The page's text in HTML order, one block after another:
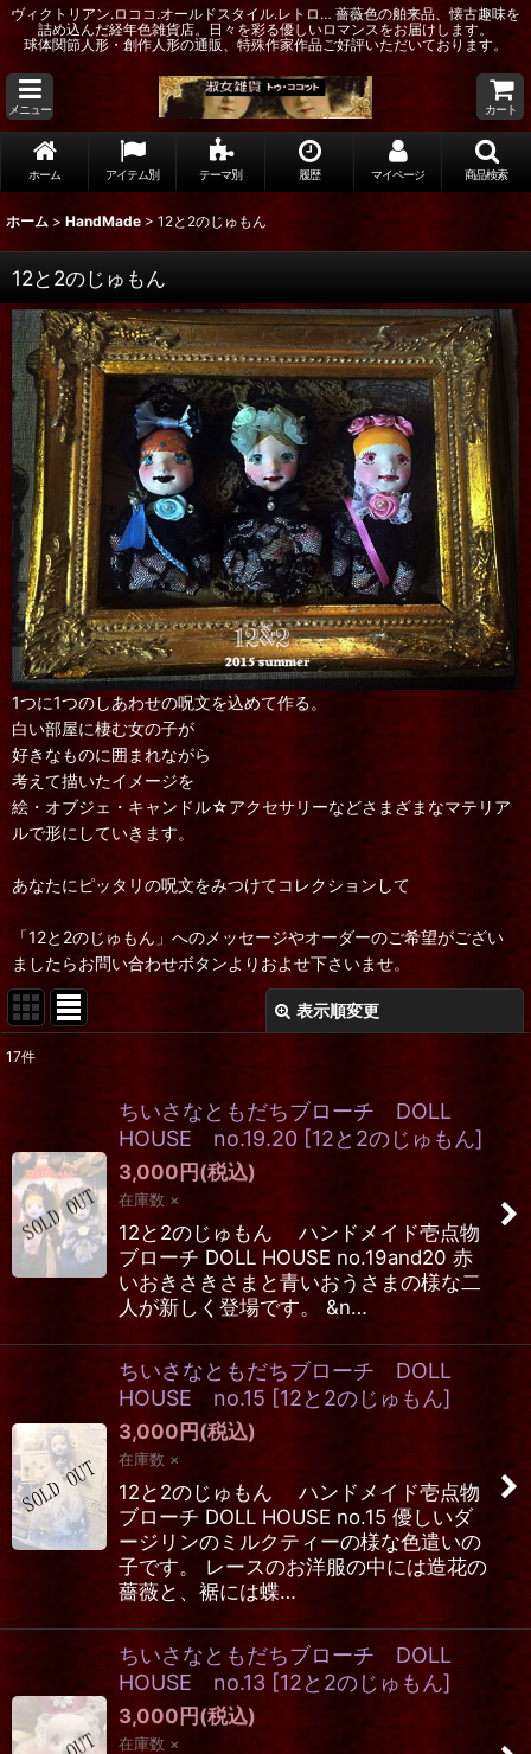
ヴィクトリアン.ロココ.オールドスタイル.レトロ… 薔薇色の舶来品、懐古趣味を
詰め込んだ経年色雑貨店。日々を彩る優しいロマンスをお届けします。
球体関節人形・創作人形の通販、特殊作家作品ご好評いただいております。
メニュー カート
ホーム アイテム別 テーマ別 履歴 マイページ 商品検索
ホーム > HandMade > 12と2のじゅもん
12と2のじゅもん
1つに1つのしあわせの呪文を込めて作る。
白い部屋に棲む女の子が
好きなものに囲まれながら
考えて描いたイメージを
絵・オブジェ・キャンドル☆アクセサリーなどさまざまなマテリア
ルで形にしていきます。
あなたにピッタリの呪文をみつけてコレクションして
「12と2のじゅもん」へのメッセージやオーダーのご希望がござい
ましたらお問い合わせボタンよりおよせ下さいませ。
表示順変更
並び順:
絞り込む
17件
ちいさなともだちブローチ DOLL
HOUSE no.19.20 [12と2のじゅもん]
3,000 円 (税込)
在庫数 ×
12と2のじゅもん ハンドメイド壱点物
ブローチ DOLL HOUSE no.19and20 赤
いおきさきさまと青いおうさまの様な二
人が新しく登場です。 &n…
ちいさなともだちブローチ DOLL
HOUSE no.15 [12と2のじゅもん]
3,000 円 (税込)
在庫数 ×
12と2のじゅもん ハンドメイド壱点物
ブローチ DOLL HOUSE no.15 優しいダ
ージリンのミルクティーの様な色遣いの
子です。 レースのお洋服の中には造花の
薔薇と、裾には蝶…
ちいさなともだちブローチ DOLL
HOUSE no.13 [12と2のじゅもん]
3,000 円 (税込)
在庫数 ×